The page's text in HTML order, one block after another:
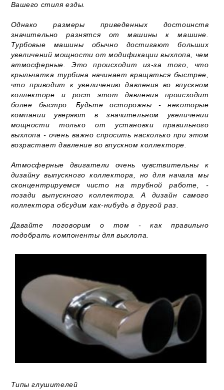
Вашего стиля езды.
Однако размеры приведенных достоинств
значительно разнятся от машины к машине.
Турбовые машины обычно достигают больших
увеличений мощности от модификации выхлопа, чем
атмосферные. Это происходит из-за того, что
крыльчатка турбина начинает вращаться быстрее,
что приводит к увеличению давления во впускном
коллекторе и рост этот давления происходит
более быстро. Будьте осторожны - некоторые
компании уверяют в значительном увеличении
мощности только от установки правильного
выхлопа - очень важно спросить насколько при этом
возрастает давление во впускном коллекторе.
Атмосферные двигатели очень чувствительны к
дизайну выпускного коллектора, но для начала мы
сконцентрируемся чисто на трубной работе, -
позади выпускного коллектора. А дизайн самого
коллектора обсудим как-нибудь в другой раз.
Давайте поговорим о том - как правильно
подобрать компоненты для выхлопа.
Типы глушителей